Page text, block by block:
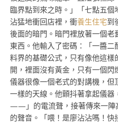
臨界點到來之時。」「七點五
沾猛地衝回店裡，衝養生住宅到
後面的暗門。暗門裡放著一個
東西。他輸入了密碼：「一醬
料界的基礎公式，只有像他這
開，裡面沒有黃金，只有一個
儀器很像一個老式的對講機，
一樣的天線。他顫抖著拿起儀
——」的電流聲，接著傳來一陣
的聲音。「喂！是廖沾沾嗎！